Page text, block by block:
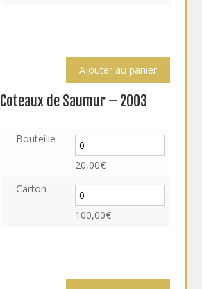
Ajouter au panier
Coteaux de Saumur – 2003
Bouteille
20,00€
Carton
100,00€